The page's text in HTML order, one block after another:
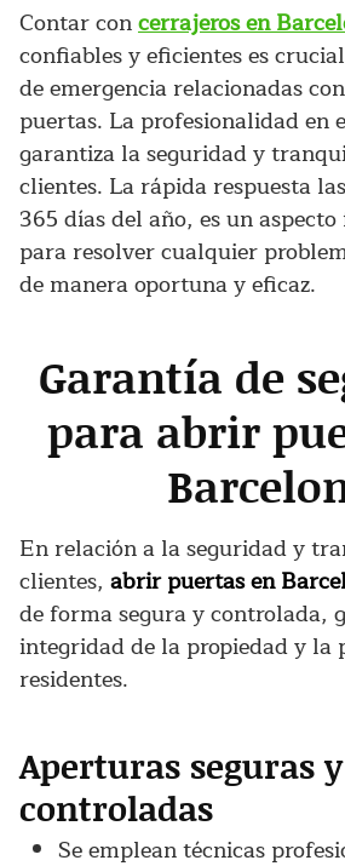
Contar concerrajeros en
confiables y eficientes es
de emergencia relacionadas
puertas. La profesionalidad en
garantiza la seguridad y
clientes. La rápida respuesta
365 días del año, es un
para resolver cualquier
de manera oportuna y eficaz.
Garantía de
para abrir
En relación a la seguridad y
clientes, abrir puertas en
de forma segura y controlada,
integridad de la propiedad y la
residentes.
Aperturas seguras y
controladas
Se emplean técnicas